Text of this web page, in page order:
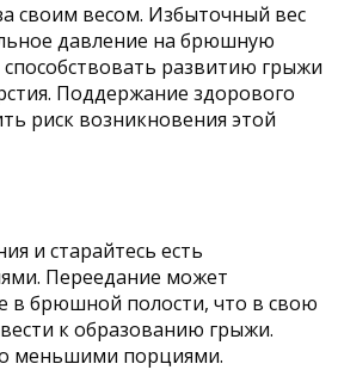
своим весом. Избыточный вес
давление на брюшную
развитию грыжи
Поддержание здорового
риск возникновения этой
и старайтесь есть
Переедание может
в брюшной полости, что в свою
к образованию грыжи.
меньшими порциями.